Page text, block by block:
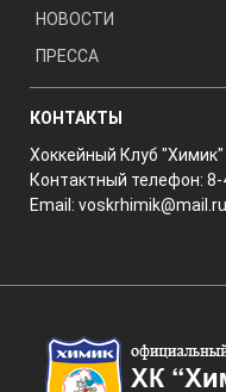
НОВОСТИ
ПРЕССА
КОНТАКТЫ
Хоккейный Клуб "Химик"
Контактный телефон:
Email: voskrhimik@mail.ru